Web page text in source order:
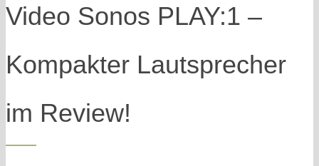
Video Sonos PLAY:1 –
Kompakter Lautsprecher
im Review!